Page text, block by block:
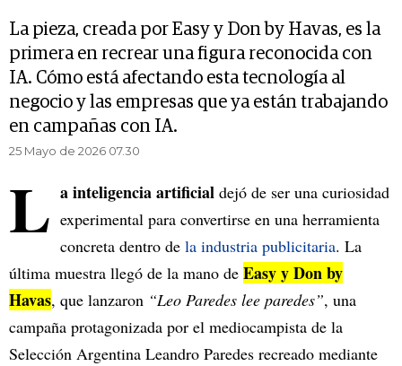
La pieza, creada por Easy y Don by Havas, es la
primera en recrear una figura reconocida con
IA. Cómo está afectando esta tecnología al
negocio y las empresas que ya están trabajando
en campañas con IA.
25 Mayo de 2026 07.30
L a inteligencia artificial dejó de ser una curiosidad
experimental para convertirse en una herramienta
concreta dentro de la industria publicitaria. La
última muestra llegó de la mano de Easy y Don by
Havas, que lanzaron “Leo Paredes lee paredes”, una
campaña protagonizada por el mediocampista de la
Selección Argentina Leandro Paredes recreado mediante